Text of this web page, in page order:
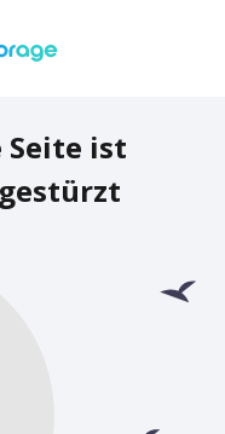
Seite ist